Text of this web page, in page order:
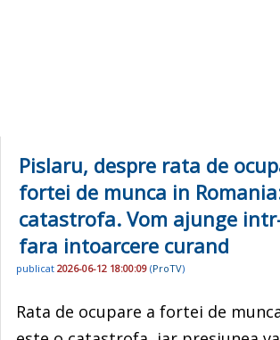
Pislaru, despre rata de
fortei de munca in
catastrofa. Vom ajunge
fara intoarcere curand
publicat 2026-06-12 18:00:09 (ProTV)
Rata de ocupare a fortei de